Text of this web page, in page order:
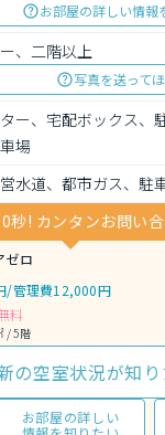
お部屋の詳しい情報
、二階以上
写真を送って
ー、宅配ボックス、
場
水道、都市ガス、駐
秒! カンタンお問い
ゼロ
/管理費12,000円
料
/ 5階
の空室状況が知り
お部屋の詳しい